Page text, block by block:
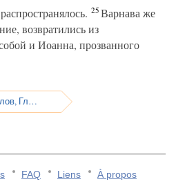
25Варнава же
возвратились из
и Иоанна, прозванного
Деяния Апостолов, Глава 13
FAQ Liens À propos